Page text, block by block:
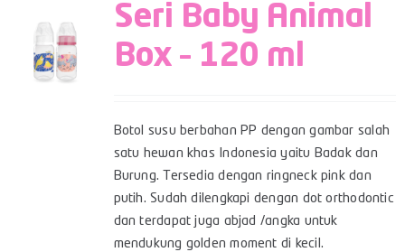
Seri Baby Animal
Box – 120 ml
Botol susu berbahan PP dengan gambar salah
satu hewan khas Indonesia yaitu Badak dan
Burung. Tersedia dengan ringneck pink dan
putih. Sudah dilengkapi dengan dot orthodontic
dan terdapat juga abjad /angka untuk
mendukung golden moment di kecil.